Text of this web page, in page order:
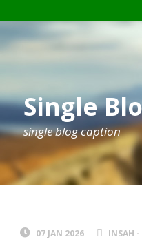
Single
single blog caption
07 JAN 2026 INSAH -